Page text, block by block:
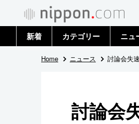
新着 カテゴリー
政治・外交
国際
ニュ
トップ
Home ニュース 討論会失
討論会